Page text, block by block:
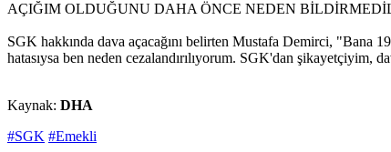
AÇIĞIM OLDUĞUNU DAHA ÖNCE NEDEN
SGK hakkında dava açacağını belirten Mustafa Demirci, "Bana
hatasıysa ben neden cezalandırılıyorum. SGK'dan şikayetçiyim,
Kaynak: DHA
#SGK #Emekli